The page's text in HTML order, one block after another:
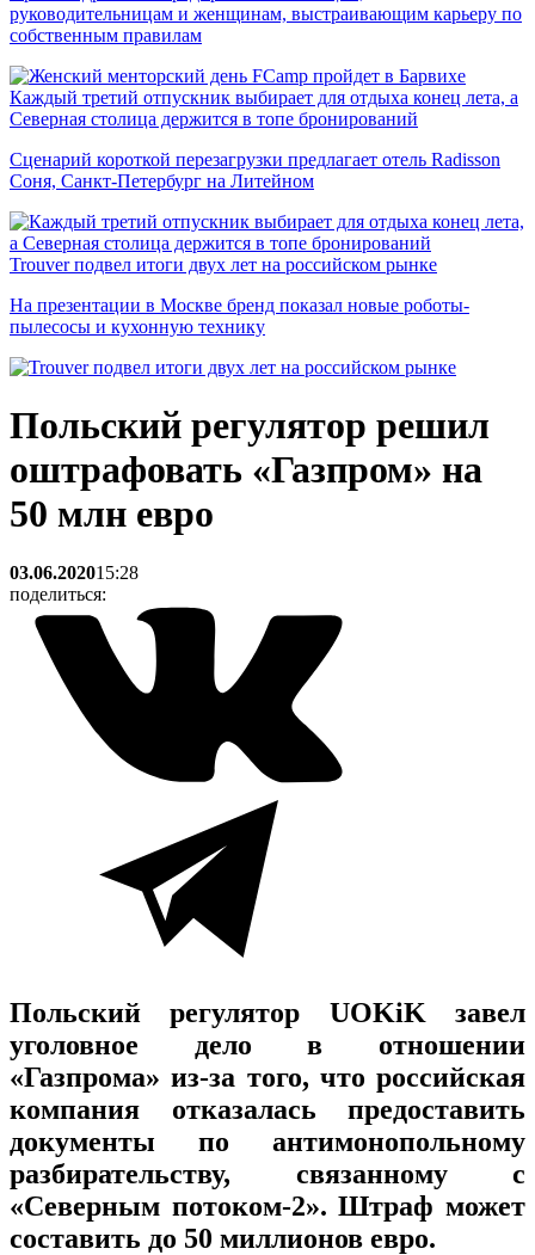
руководительницам и женщинам, выстраивающим карьеру по
собственным правилам
Каждый третий отпускник выбирает для отдыха конец лета, а
Северная столица держится в топе бронирований
Сценарий короткой перезагрузки предлагает отель Radisson
Соня, Санкт-Петербург на Литейном
Trouver подвел итоги двух лет на российском рынке
На презентации в Москве бренд показал новые роботы-
пылесосы и кухонную технику
Польский регулятор решил
оштрафовать «Газпром» на
50 млн евро
03.06.202015:28
поделиться:
Польский регулятор UOKiK завел
уголовное дело в отношении
«Газпрома» из-за того, что российская
компания отказалась предоставить
документы по антимонопольному
разбирательству, связанному с
«Северным потоком-2». Штраф может
составить до 50 миллионов евро.